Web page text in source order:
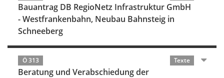
Bauantrag DB RegioNetz Infrastruktur GmbH
- Westfrankenbahn, Neubau Bahnsteig in
Schneeberg
Ö 313 Texte
Beratung und Verabschiedung der